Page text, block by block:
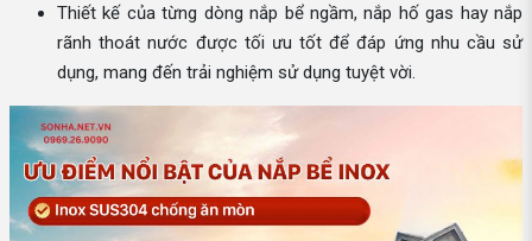
Thiết kế của từng dòng nắp bể ngầm, nắp hố gas hay nắp
rãnh thoát nước được tối ưu tốt để đáp ứng nhu cầu sử
dụng, mang đến trải nghiệm sử dụng tuyệt vời.